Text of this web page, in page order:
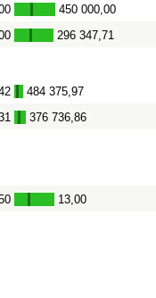
- 450 000,00
- 296 347,71
- 484 375,97
- 376 736,86
- 13,00